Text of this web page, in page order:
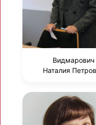
Видмарович
Наталия